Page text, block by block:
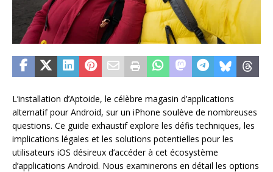
L’installation d’Aptoide, le célèbre magasin d’applications
alternatif pour Android, sur un iPhone soulève de nombreuses
questions. Ce guide exhaustif explore les défis techniques, les
implications légales et les solutions potentielles pour les
utilisateurs iOS désireux d’accéder à cet écosystème
d’applications Android. Nous examinerons en détail les options